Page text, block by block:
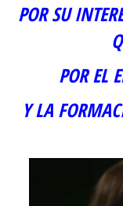
POR SU
POR EL
Y LA